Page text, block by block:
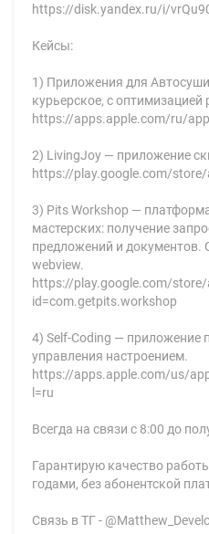
https://disk.yandex.ru/i/
Кейсы:
1) Приложения для
курьерское, с оптимизацией
https://apps.apple.com/ru/
2) LivingJoy — приложение
https://play.google.com/
3) Pits Workshop —
мастерских: получение
предложений и документов.
webview.
https://play.google.com/
id=com.getpits.workshop
4) Self-Coding — приложение
управления настроением.
https://apps.apple.com/us/
l=ru
Всегда на связи с 8:00 до
Гарантирую качество
годами, без абонентской
Связь в ТГ -